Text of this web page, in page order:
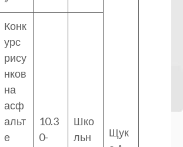
Щук
Конк
урс
рису
нков
на
асф
альт
е
10.3
0-
Шко
льн